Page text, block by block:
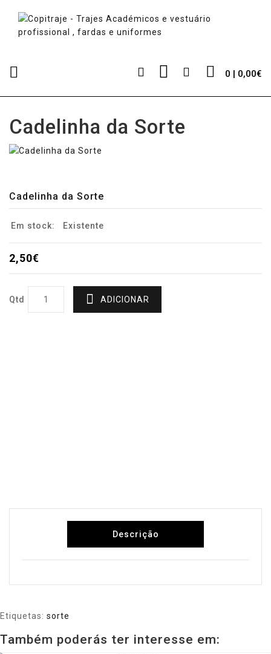
0 | 0,00€
Cadelinha da Sorte
Cadelinha da Sorte
Em stock: Existente
2,50€
Qtd ADICIONAR
Descrição
Etiquetas: sorte
Também poderás ter interesse em: